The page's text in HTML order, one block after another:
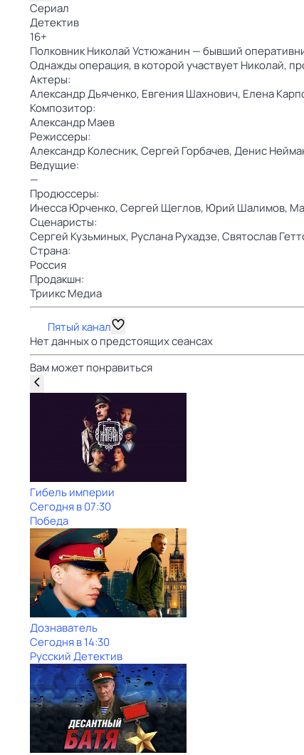
Сериал
Детектив
16+
Полковник Николай Устюжанин — бывший
Однажды операция, в которой участвует Николай,
Актеры:
Александр Дьяченко, Евгения Шахнович, Елена
Композитор:
Александр Маев
Режиссеры:
Александр Колесник,Сергей Горбачев,Денис
Ведущие:
—
Продюссеры:
Инесса Юрченко,Сергей Щеглов, Юрий Шалимов,
Сценаристы:
Сергей Кузьминых, Руслана Рухадзе,Святослав
Страна:
Россия
Продакшн:
Триикс Медиа
Пятый канал
Нет данных о предстоящих сеансах
Вам может понравиться
Гибель империи
Сегодня в 07:30
Победа
Дознаватель
Сегодня в 14:30
Русский Детектив